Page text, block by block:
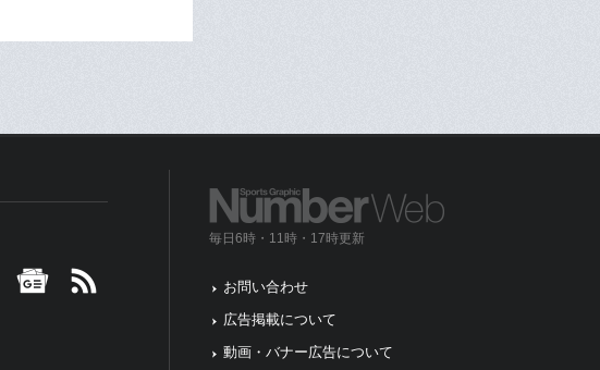
毎日6時・11時・17時更新
お問い合わせ
広告掲載について
動画・バナー広告について